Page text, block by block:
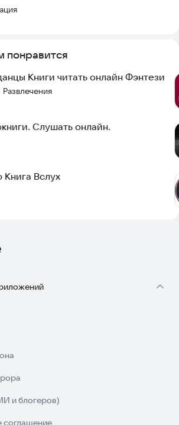
понравится
Книги читать онлайн Фэнтези
Развлечения
Слушать онлайн.
Книга Вслух
и блогеров)
соглашение